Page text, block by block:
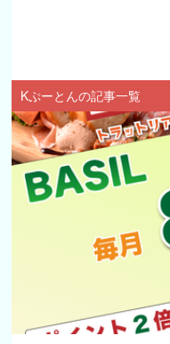
Kぷーとんの記事一覧